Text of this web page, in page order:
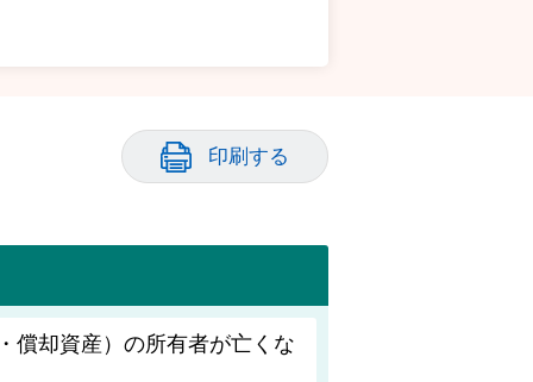
印刷する
償却資産）の所有者が亡くな